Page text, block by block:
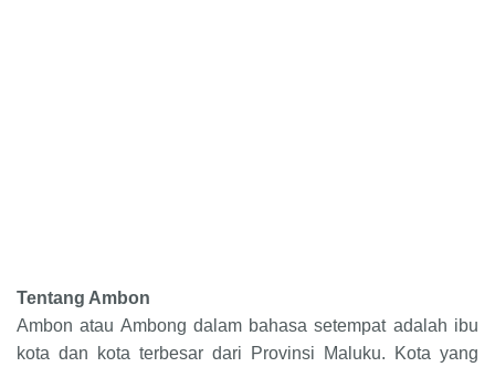
Tentang Ambon
Ambon atau Ambong dalam bahasa setempat adalah ibu
kota dan kota terbesar dari Provinsi Maluku. Kota yang